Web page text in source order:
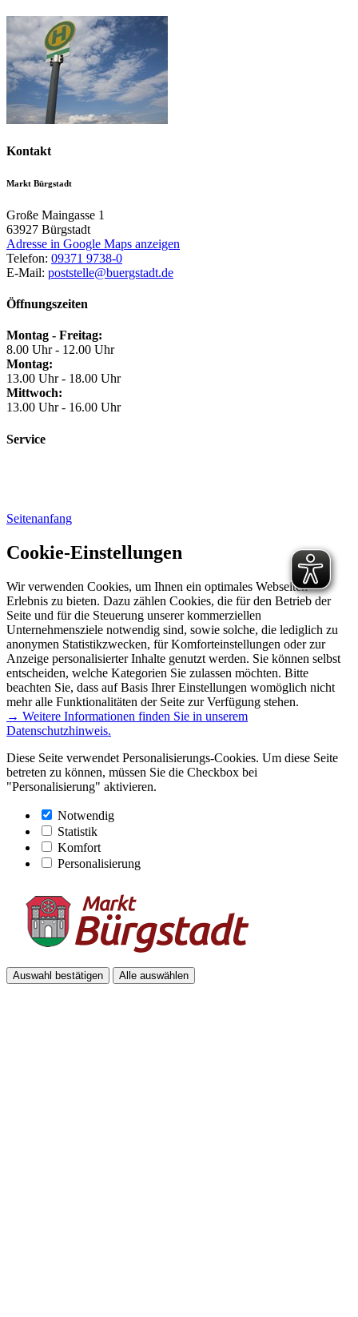
Kontakt
Markt Bürgstadt
Große Maingasse 1
63927 Bürgstadt
Adresse in Google Maps anzeigen
Telefon: 09371 9738-0
E-Mail: poststelle@buergstadt.de
Öffnungszeiten
Montag - Freitag:
8.00 Uhr - 12.00 Uhr
Montag:
13.00 Uhr - 18.00 Uhr
Mittwoch:
13.00 Uhr - 16.00 Uhr
Service
Seitenanfang
Cookie-Einstellungen
Wir verwenden Cookies, um Ihnen ein optimales Webseiten-
Erlebnis zu bieten. Dazu zählen Cookies, die für den Betrieb der
Seite und für die Steuerung unserer kommerziellen
Unternehmensziele notwendig sind, sowie solche, die lediglich zu
anonymen Statistikzwecken, für Komforteinstellungen oder zur
Anzeige personalisierter Inhalte genutzt werden. Sie können selbst
entscheiden, welche Kategorien Sie zulassen möchten. Bitte
beachten Sie, dass auf Basis Ihrer Einstellungen womöglich nicht
mehr alle Funktionalitäten der Seite zur Verfügung stehen.
→ Weitere Informationen finden Sie in unserem
Datenschutzhinweis.
Diese Seite verwendet Personalisierungs-Cookies. Um diese Seite
betreten zu können, müssen Sie die Checkbox bei
"Personalisierung" aktivieren.
Notwendig
Statistik
Komfort
Personalisierung
Auswahl bestätigen Alle auswählen